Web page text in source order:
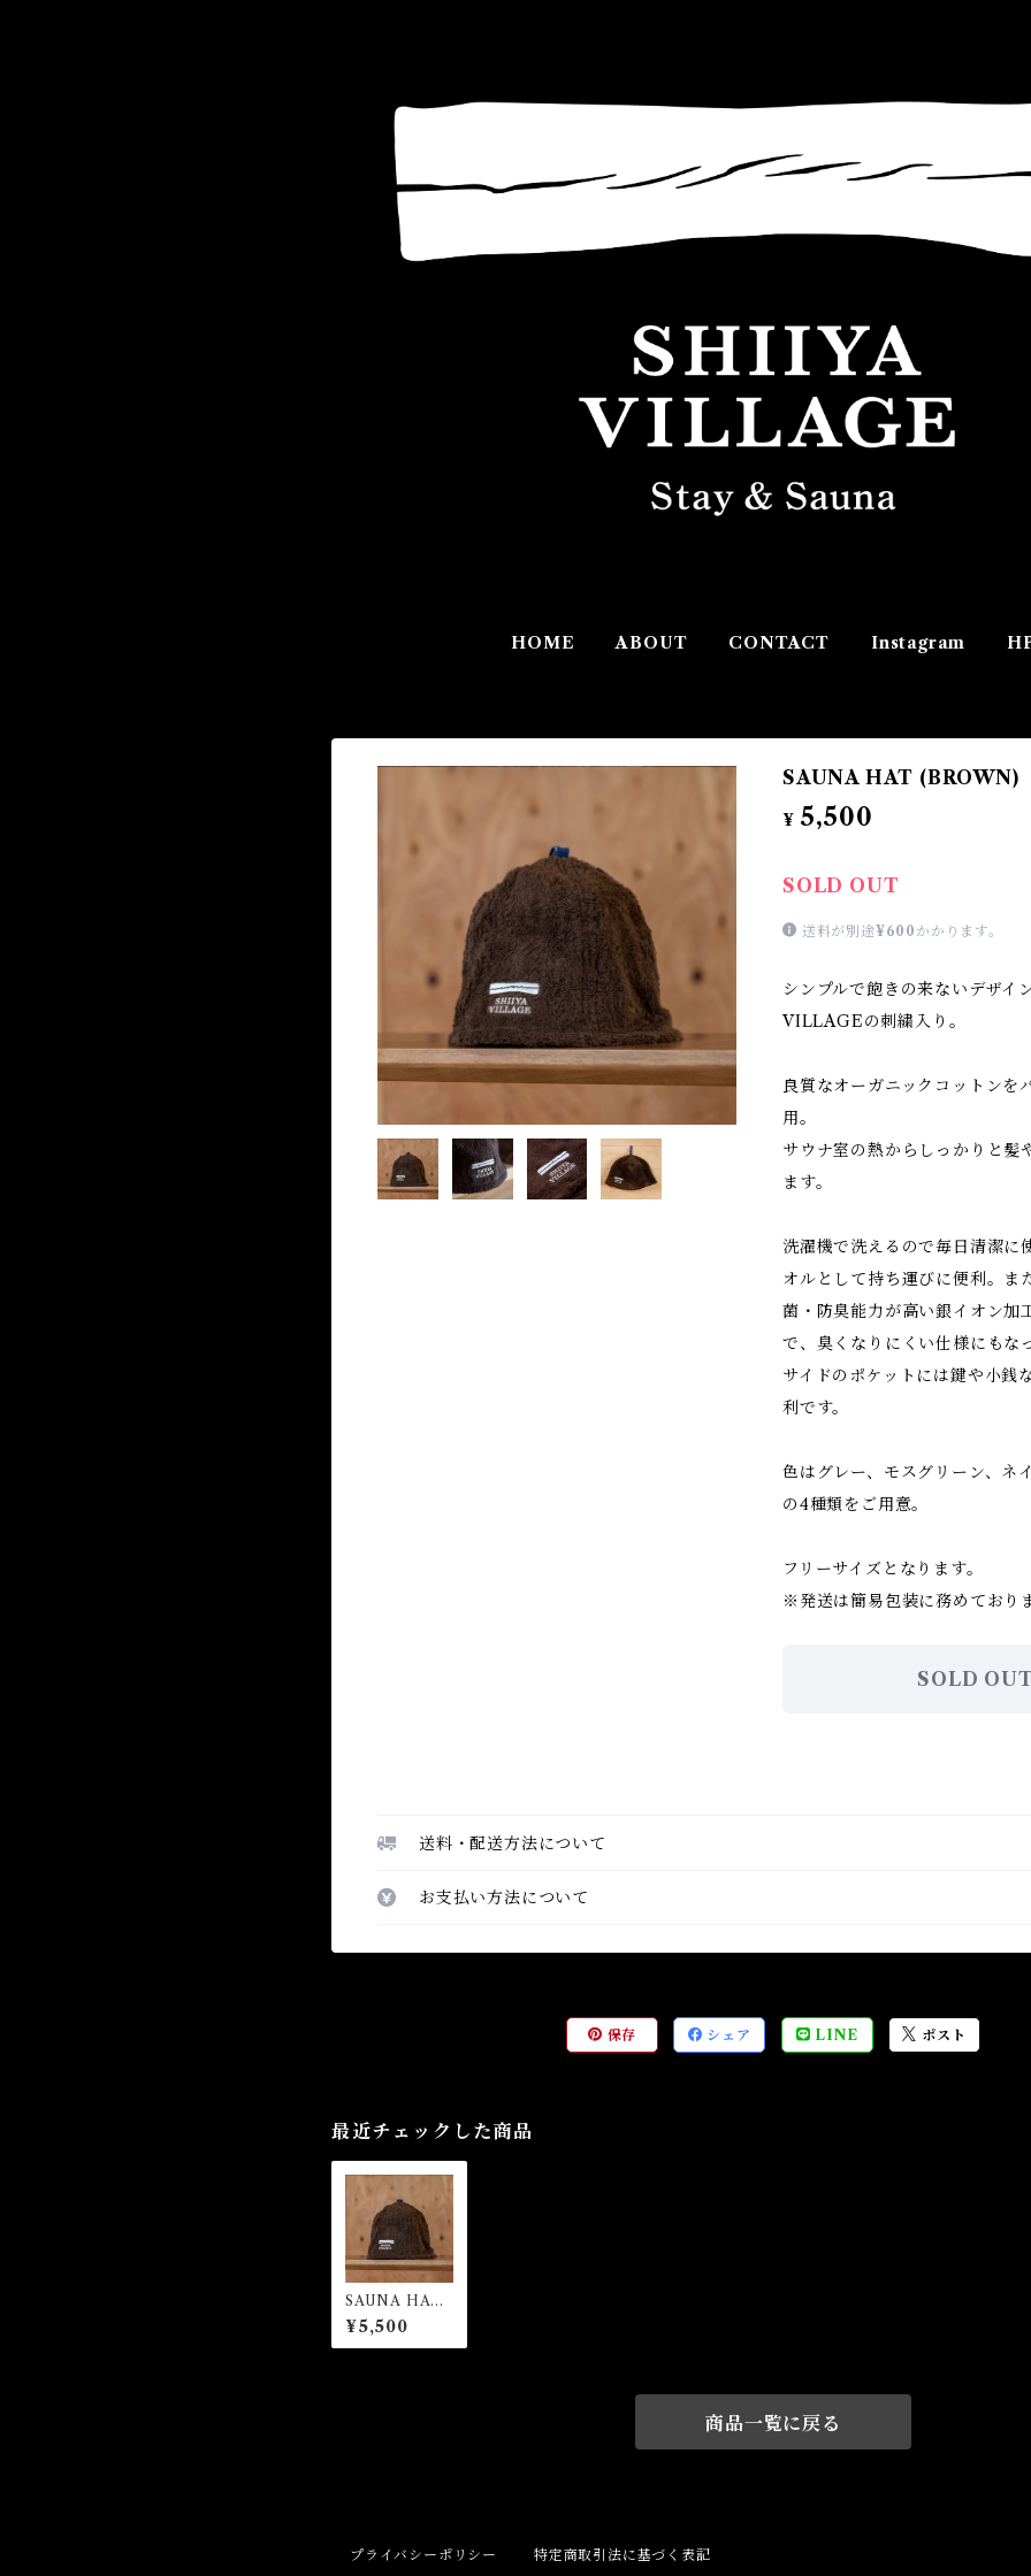
HOME ABOUT CONTACT Instagram
SAUNA HAT (BROWN)
¥ 5,500
SOLD OUT
送料が別途¥600 かかります。
シンプルで飽きの来ないデザイ
VILLAGEの刺繍入り。
良質なオーガニックコットンを
用。
サウナ室の熱からしっかりと髪
ます。
洗濯機で洗えるので毎日清潔に
オルとして持ち運びに便利。ま
菌・防臭能力が高い銀イオン加
で、臭くなりにくい仕様にもな
サイドのポケットには鍵や小銭
利です。
色はグレー、モスグリーン、ネ
の4種類をご用意。
フリーサイズとなります。
※発送は簡易包装に務めておりま
SOLD
送料・配送方法について
お支払い方法について
保存 シェア LINE ポスト
最近チェックした商品
SAUNA HAT
(BROWN)
¥5,500
商品一覧に戻る
プライバシーポリシー 特定商取引法に基づく表記